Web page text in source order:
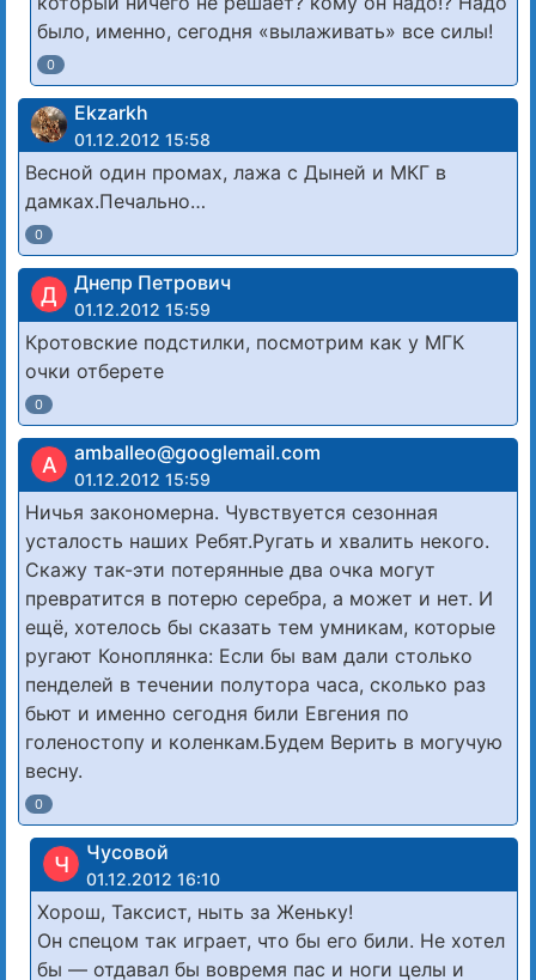
было, именно, сегодня «вылаживать» все силы!
0
Ekzarkh
01.12.2012 15:58
Весной один промах, лажа с Дыней и МКГ в
дамках.Печально…
0
Д Днепр Петрович
01.12.2012 15:59
Кротовские подстилки, посмотрим как у МГК
очки отберете
0
A amballeo@googlemail.com
01.12.2012 15:59
Ничья закономерна. Чувствуется сезонная
усталость наших Ребят.Ругать и хвалить некого.
Скажу так-эти потерянные два очка могут
превратится в потерю серебра, а может и нет. И
ещё, хотелось бы сказать тем умникам, которые
ругают Коноплянка: Если бы вам дали столько
пенделей в течении полутора часа, сколько раз
бьют и именно сегодня били Евгения по
голеностопу и коленкам.Будем Верить в могучую
весну.
0
Ч Чусовой
01.12.2012 16:10
Хорош, Таксист, ныть за Женьку!
Он спецом так играет, что бы его били. Не хотел
бы — отдавал бы вовремя пас и ноги целы и